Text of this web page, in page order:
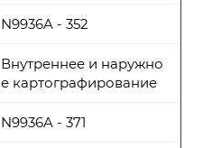
N9936A - 352
Внутреннее и наружно
е картографирование
N9936A - 371